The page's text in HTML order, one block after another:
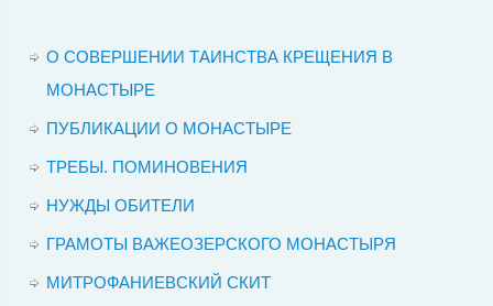
О СОВЕРШЕНИИ ТАИНСТВА КРЕЩЕНИЯ В
МОНАСТЫРЕ
ПУБЛИКАЦИИ О МОНАСТЫРЕ
ТРЕБЫ. ПОМИНОВЕНИЯ
НУЖДЫ ОБИТЕЛИ
ГРАМОТЫ ВАЖЕОЗЕРСКОГО МОНАСТЫРЯ
МИТРОФАНИЕВСКИЙ СКИТ